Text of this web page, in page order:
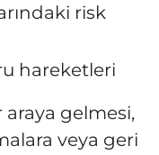
risk
hareketleri
araya gelmesi,
veya geri